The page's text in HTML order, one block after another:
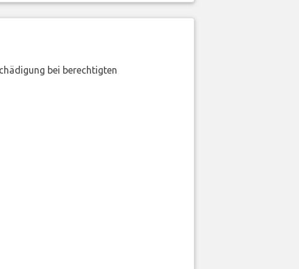
bei berechtigten